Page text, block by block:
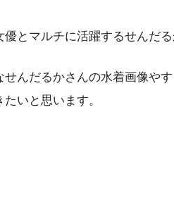
優とマルチに活躍するせんだ
せんだるかさんの水着画像や
いと思います。